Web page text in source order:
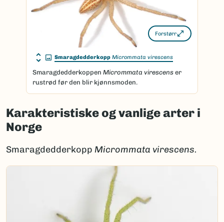
Forstørr
Smaragdedderkopp Micrommata virescens
Smaragdedderkoppen Micrommata virescens er
rustrød før den blir kjønnsmoden.
Karakteristiske og vanlige arter i
Norge
Smaragdedderkopp Micrommata virescens.